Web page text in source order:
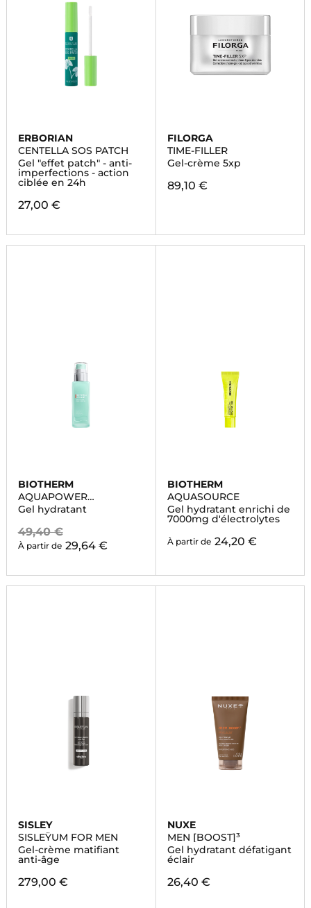
ERBORIAN
CENTELLA SOS PATCH
Gel "effet patch" - anti-
imperfections - action
ciblée en 24h
27,00 €
FILORGA
TIME-FILLER
Gel-crème 5xp
89,10 €
BIOTHERM
AQUAPOWER
ADVANCED
Gel hydratant
49,40 €
À partir de 29,64 €
BIOTHERM
AQUASOURCE
Gel hydratant enrichi de
7000mg d'électrolytes
À partir de 24,20 €
SISLEY
SISLEŸUM FOR MEN
Gel-crème matifiant
anti-âge
279,00 €
NUXE
MEN [BOOST]³
Gel hydratant défatigant
éclair
26,40 €